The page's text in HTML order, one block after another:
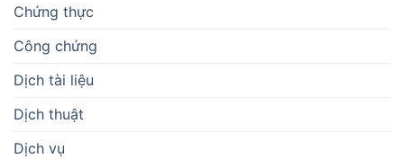
Chứng thực
Công chứng
Dịch tài liệu
Dịch thuật
Dịch vụ